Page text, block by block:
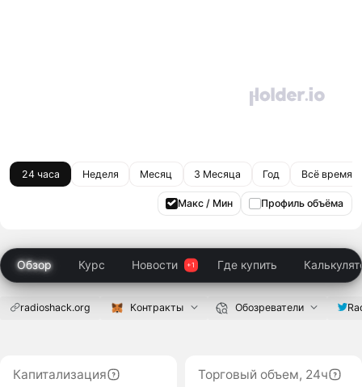
24 часа Неделя Месяц 3 Месяца Год Всё время
Макс / Мин Профиль объёма
Обзор Курс Новости Где купить
radioshack.org Контракты Обозреватели
Капитализация
Торговый объем, 24ч